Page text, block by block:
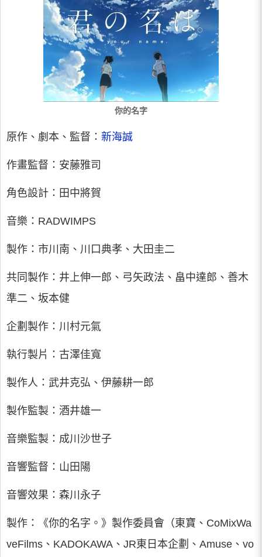
你的名字
原作、劇本、監督： 新海誠
作畫監督：安藤雅司
角色設計：田中將賀
音樂：RADWIMPS
製作：市川南、川口典孝、大田圭二
共同製作：井上伸一郎、弓矢政法、畠中達郎、善木
準二、坂本健
企劃製作：川村元氣
執行製片：古澤佳寬
製作人：武井克弘、伊藤耕一郎
製作監製：酒井雄一
音樂監製：成川沙世子
音響監督：山田陽
音響效果：森川永子
製作：《你的名字。》製作委員會（東寶、CoMixWa
veFilms、KADOKAWA、JR東日本企劃、Amuse、vo